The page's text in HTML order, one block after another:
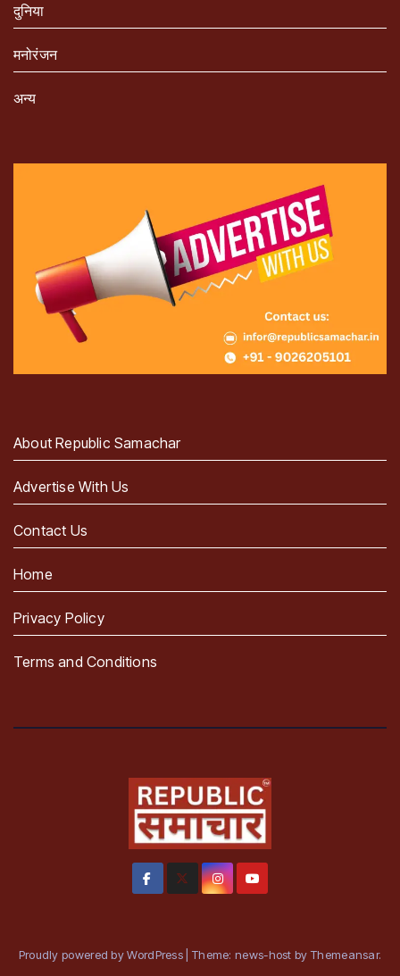
दुनिया
मनोरंजन
अन्य
About Republic Samachar
Advertise With Us
Contact Us
Home
Privacy Policy
Terms and Conditions
Proudly powered by WordPress Theme: news-host by Themeansar.